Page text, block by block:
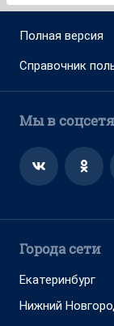
Полная версия
Справочник
Мы в
Города сети
Екатеринбург
Нижний